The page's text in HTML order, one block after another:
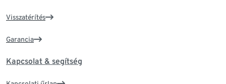
Visszatérítés
Garancia
Kapcsolat & segítség